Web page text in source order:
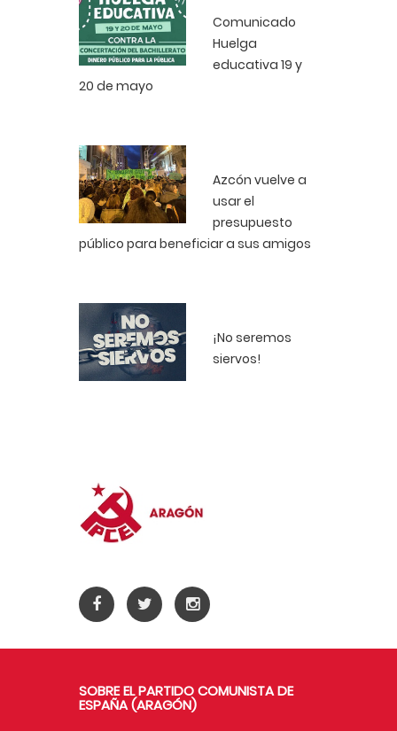
Comunicado
Huelga
educativa 19 y
20 de mayo
Azcón vuelve a
usar el
presupuesto
público para beneficiar a sus amigos
¡No seremos
siervos!
SOBRE EL PARTIDO COMUNISTA DE
ESPAÑA (ARAGÓN)